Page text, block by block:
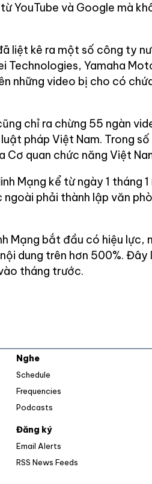
YouTube và Google mà
liệt kê ra một số công ty
Technologies, Yamaha
những video bị cho có
chỉ ra chừng 55 ngàn
pháp Việt Nam. Trong
Cơ quan chức năng Việt
Mạng kể từ ngày 1 tháng 1
phải thành lập văn
Mạng bắt đầu có hiệu lực,
dung trên hơn 500%. Đây
tháng trước.
Nghe
Schedule
Frequencies
Podcasts
Đăng ký
Email Alerts
RSS News Feeds